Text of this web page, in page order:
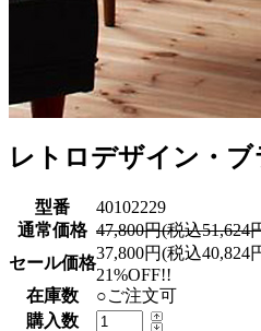
レトロデザイン・ブ
型番
40102229
通常価格 47,800円(税込51,624
セール価格
37,800円(税込40,824
21%OFF!!
在庫数
○ご注文可
購入数